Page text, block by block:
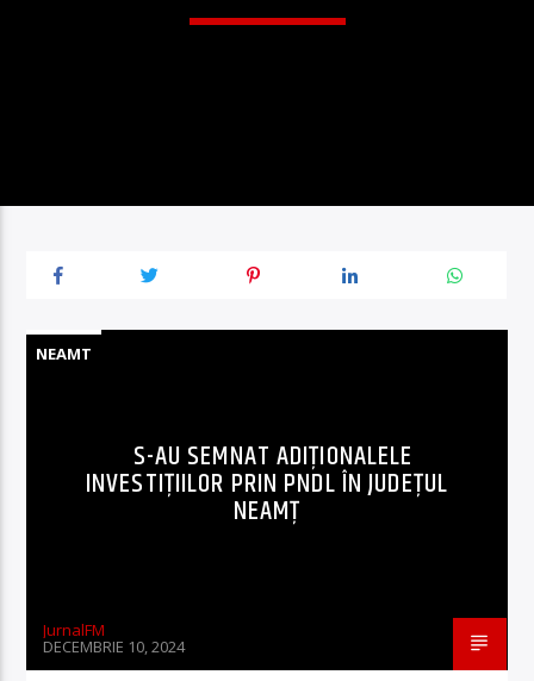
NEAMT
S-AU SEMNAT ADIȚIONALELE
INVESTIȚIILOR PRIN PNDL ÎN JUDEȚUL
NEAMȚ
JurnalFM
DECEMBRIE 10, 2024